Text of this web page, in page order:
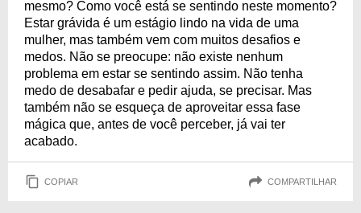
mesmo? Como você está se sentindo neste momento?
Estar grávida é um estágio lindo na vida de uma
mulher, mas também vem com muitos desafios e
medos. Não se preocupe: não existe nenhum
problema em estar se sentindo assim. Não tenha
medo de desabafar e pedir ajuda, se precisar. Mas
também não se esqueça de aproveitar essa fase
mágica que, antes de você perceber, já vai ter
acabado.
COPIAR COMPARTILHAR